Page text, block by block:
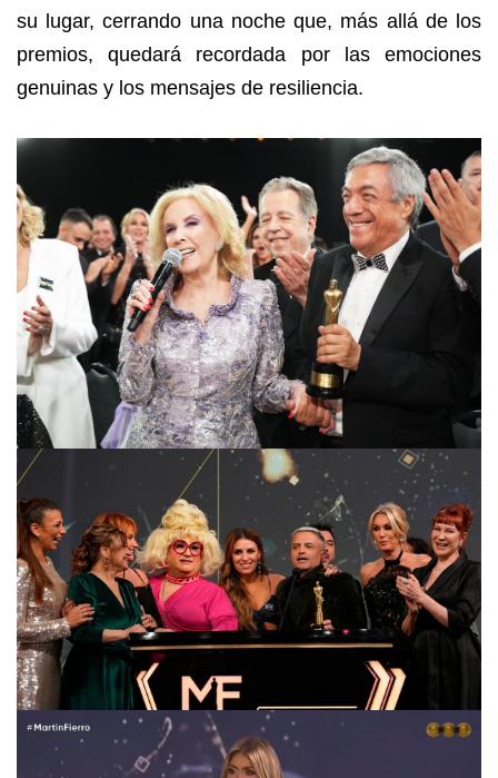
su lugar, cerrando una noche que, más allá de los
premios, quedará recordada por las emociones
genuinas y los mensajes de resiliencia.